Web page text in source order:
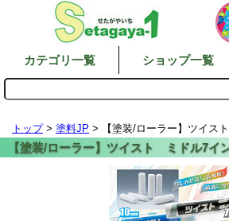
カテゴリ一覧 ショップ一覧
トップ> 塗料JP > 【塗装/ローラー】ツイ